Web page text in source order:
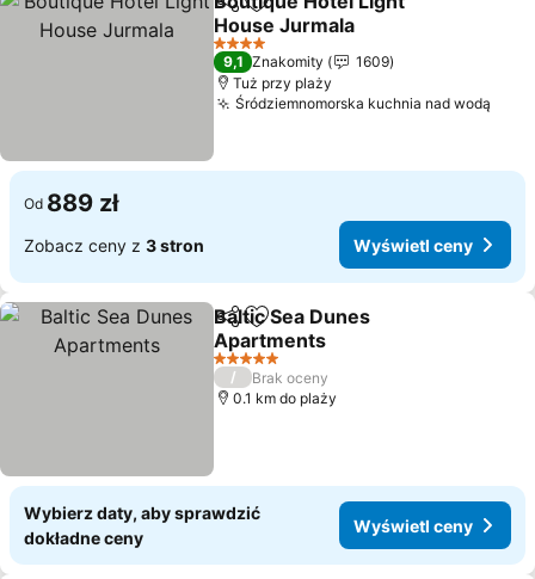
UdostępnijDodaj do ulubionych
House Jurmala
Wyświetl ceny
4 Kategoria
9,1 Znakomity
1609
Tuż przy plaży
Śródziemnomorska kuchnia nad wodą
Od 889 zł
Zobacz ceny z 3 stron Wyświetl ceny
Udostępnij
Dodaj do ulubionych
Baltic Sea Dunes
Apartments
Wyświetl ceny
5 Kategoria
/
Brak oceny
0.1 km do plaży
Wybierz daty, aby sprawdzić
dokładne ceny
Wyświetl ceny